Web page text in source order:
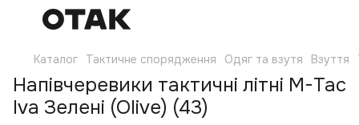
Каталог Тактичне спорядження Одяг та взутя Взуття
Напівчеревики тактичні літні M-Tac
Iva Зелені (Olive) (43)